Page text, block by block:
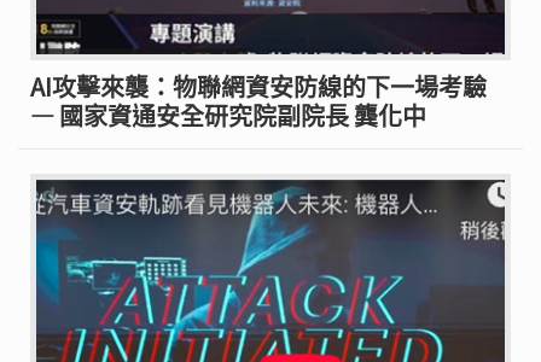
AI攻擊來襲：物聯網資安防線的下一場考驗
— 國家資通安全研究院副院長 龔化中